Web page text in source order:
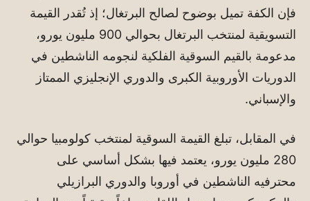
فإن الكفة تميل بوضوح لصالح البرتغال؛ إذ تُقدر القيمة
التسويقية لمنتخب البرتغال بحوالي 900 مليون يورو،
مدعومة بالقيم السوقية الفلكية لنجومه الناشطين في
الدوريات الأوروبية الكبرى والدوري الإنجليزي الممتاز
والإسباني.
في المقابل، تبلغ القيمة السوقية لمنتخب كولومبيا حوالي
280 مليون يورو، يعتمد فيها بشكل أساسي على
محترفيه الناشطين في أوروبا والدوري البرازيلي